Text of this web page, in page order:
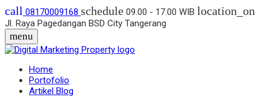
call 08170009168 schedule 09.00 - 17.00 WIB location_on
Jl. Raya Pagedangan BSD City Tangerang
menu
Home
Portofolio
Artikel Blog